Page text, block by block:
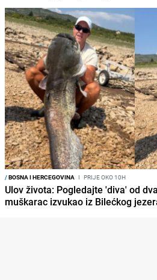
/BOSNA I HERCEGOVINA I PRIJE OKO 10H
Ulov života: Pogledajte 'diva' od
muškarac izvukao iz Bilećkog